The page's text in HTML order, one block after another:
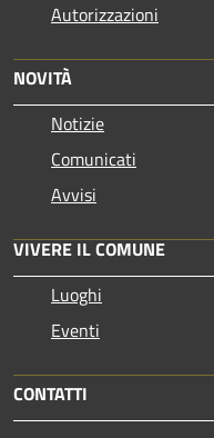
Autorizzazioni
NOVITÀ
Notizie
Comunicati
Avvisi
VIVERE IL COMUNE
Luoghi
Eventi
CONTATTI